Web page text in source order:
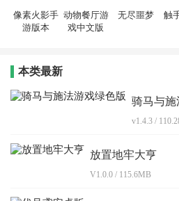
像素火影手
游版本
动物餐厅游
戏中文版
无尽噩梦 触
本类最新
骑马与施
v1.4.3 /
放置地牢大亨
V1.0.0 / 115.6MB